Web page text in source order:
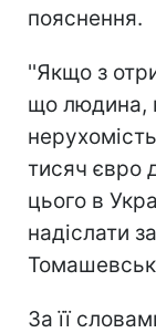
пояснення.
''Якщо з
що людина,
тисяч євро
цього в
надіслати
За її